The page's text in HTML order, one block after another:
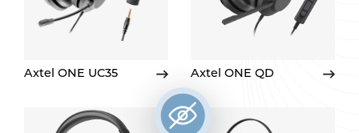
Axtel ONE UC35 Axtel ONE QD